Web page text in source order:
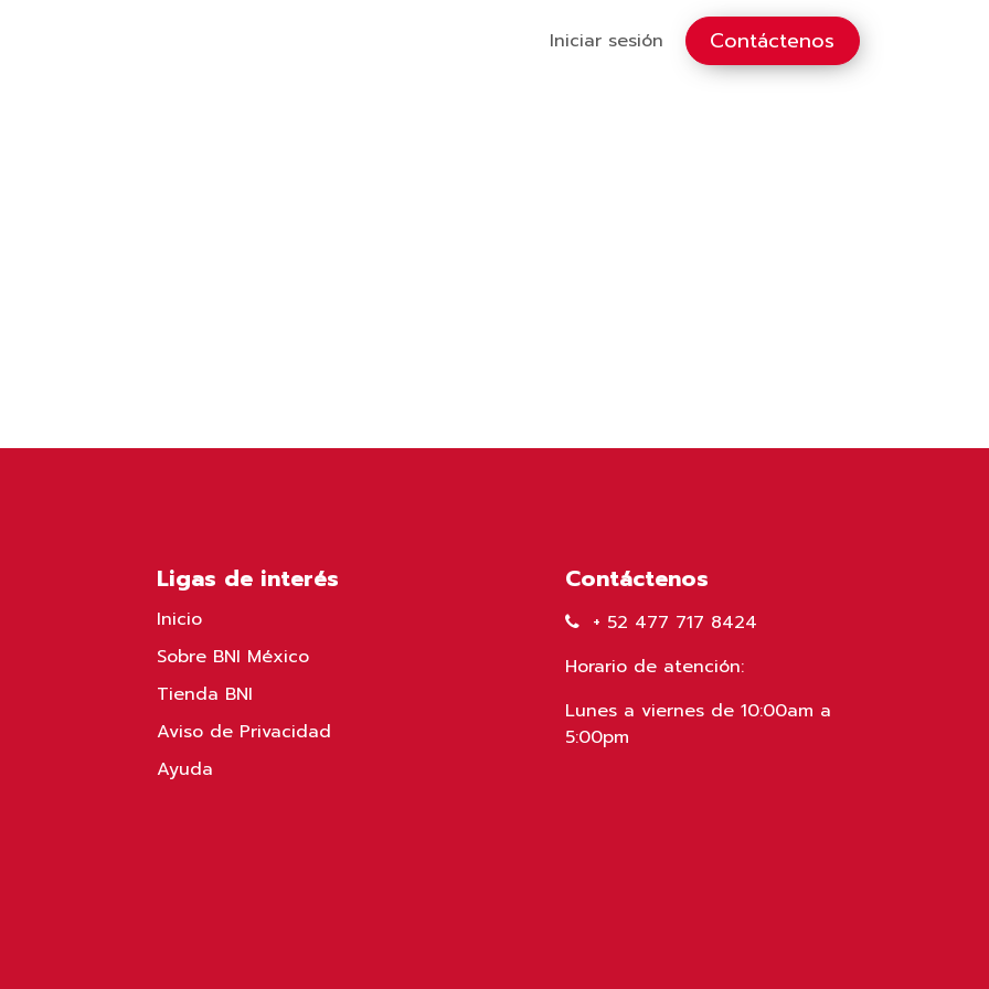
Iniciar sesión Contáctenos
Contáctenos
+ 52 477 717 8424
Horario de atención:
Lunes a viernes de 10:00am a
5:00pm
Ligas de interés
Inicio
Sobre BNI México
Tienda BNI
Aviso de Privacidad
Ayuda